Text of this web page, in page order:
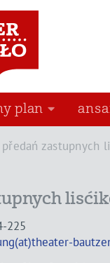
plan
předań zastupnych
225